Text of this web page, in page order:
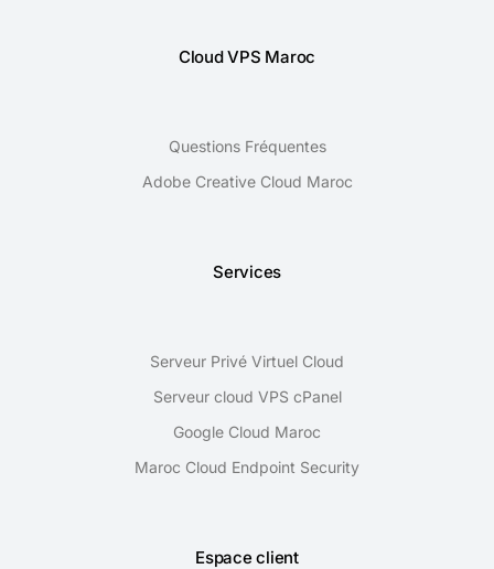
Cloud VPS Maroc
Questions Fréquentes
Adobe Creative Cloud Maroc
Services
Serveur Privé Virtuel Cloud
Serveur cloud VPS cPanel
Google Cloud Maroc
Maroc Cloud Endpoint Security
Espace client